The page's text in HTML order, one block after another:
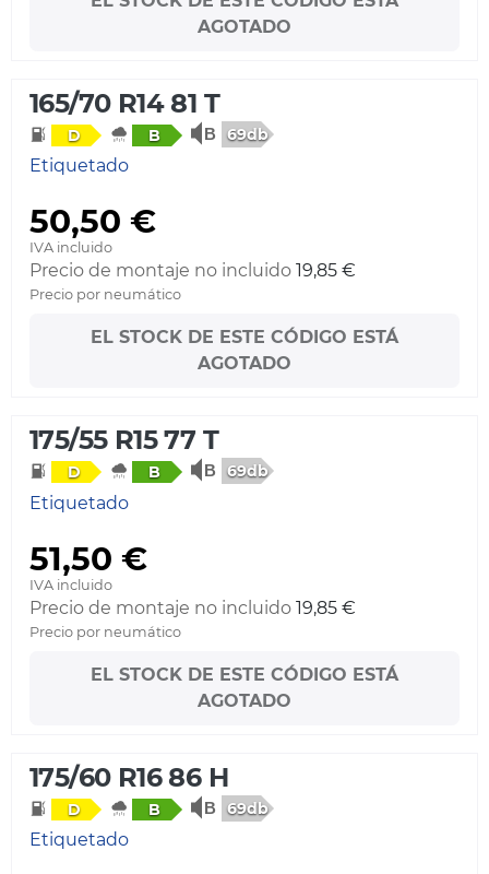
AGOTADO
165/70 R14 81 T
D B 69db
Etiquetado
50,50 €
IVA incluido
Precio de montaje no incluido 19,85 €
Precio por neumático
EL STOCK DE ESTE CÓDIGO ESTÁ
AGOTADO
175/55 R15 77 T
D B 69db
Etiquetado
51,50 €
IVA incluido
Precio de montaje no incluido 19,85 €
Precio por neumático
EL STOCK DE ESTE CÓDIGO ESTÁ
AGOTADO
175/60 R16 86 H
D B 69db
Etiquetado